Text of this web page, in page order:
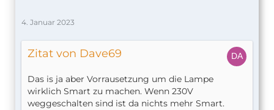
4. Januar 2023
Zitat von Dave69
Das is ja aber Vorrausetzung um die Lampe
wirklich Smart zu machen. Wenn 230V
weggeschalten sind ist da nichts mehr Smart.